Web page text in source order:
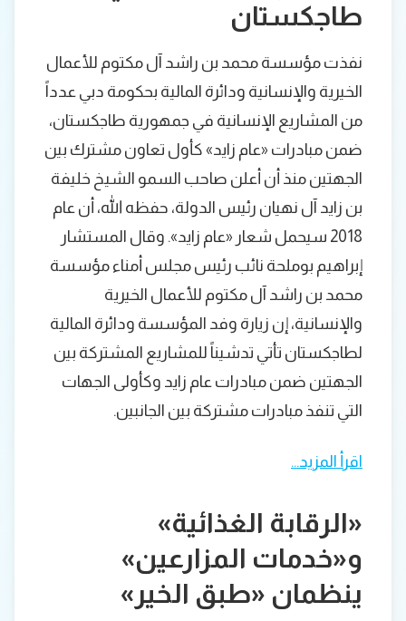
طاجكستان
نفذت مؤسسة محمد بن راشد آل مكتوم للأعمال
الخيرية والإنسانية ودائرة المالية بحكومة دبي عدداً
من المشاريع الإنسانية في جمهورية طاجكستان،
ضمن مبادرات «عام زايد» كأول تعاون مشترك بين
الجهتين منذ أن أعلن صاحب السمو الشيخ خليفة
بن زايد آل نهيان رئيس الدولة، حفظه الله، أن عام
2018 سيحمل شعار «عام زايد». وقال المستشار
إبراهيم بوملحة نائب رئيس مجلس أمناء مؤسسة
محمد بن راشد آل مكتوم للأعمال الخيرية
والإنسانية، إن زيارة وفد المؤسسة ودائرة المالية
لطاجكستان تأتي تدشيناً للمشاريع المشتركة بين
الجهتين ضمن مبادرات عام زايد وكأولى الجهات
التي تنفذ مبادرات مشتركة بين الجانبين.
اقرأ المزيد…
«الرقابة الغذائية»
و«خدمات المزارعين»
ينظمان «طبق الخير»